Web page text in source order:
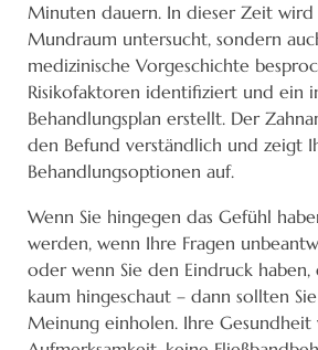
Minuten dauern. In dieser Zeit
Mundraum untersucht, sondern
medizinische Vorgeschichte
Risikofaktoren identifiziert und ein
Behandlungsplan erstellt. Der
den Befund verständlich und zeigt
Behandlungsoptionen auf.
Wenn Sie hingegen das Gefühl
werden, wenn Ihre Fragen
oder wenn Sie den Eindruck
kaum hingeschaut – dann sollten
Meinung einholen. Ihre